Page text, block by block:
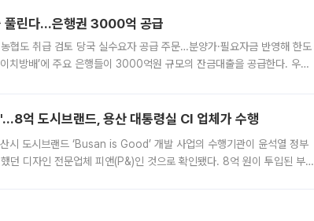
풀린다…은행권 3000억 공급
협도 취급 검토 당국 실수요자 공급 주문…분양가·필요자금 반영해 한도
치방배’에 주요 은행들이 3000억원 규모의 잔금대출을 공급한다. 우리
도시브랜드, 용산 대통령실 CI 업체가 수행
시 도시브랜드 ‘Busan is Good’ 개발 사업의 수행기관이 윤석열 정부
던 디자인 전문업체 피앤(P&)인 것으로 확인됐다. 8억 원이 투입된 부산